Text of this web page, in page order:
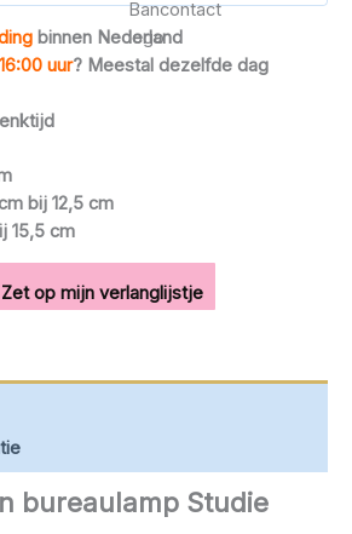
binnen Nederland
16:00 uur? Meestal dezelfde dag
bij 12,5 cm
15,5 cm
Zet op mijn verlanglijstje
bureaulamp Studie